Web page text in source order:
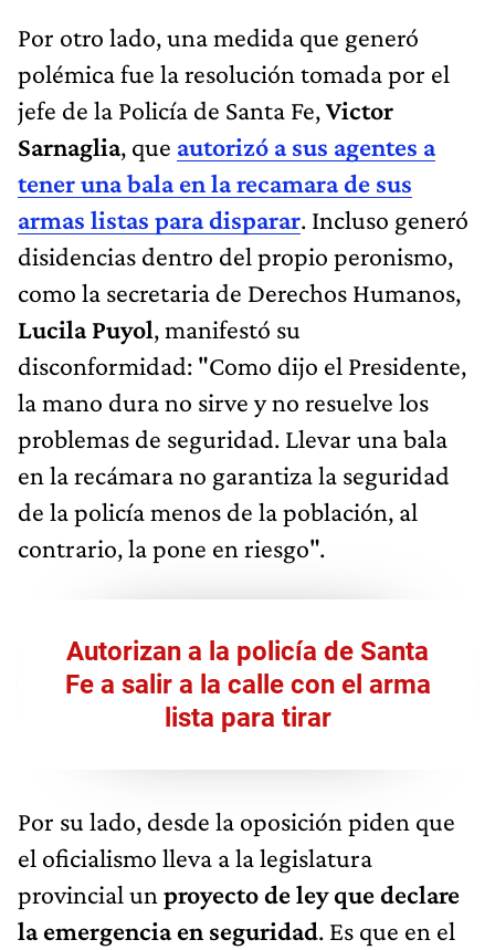
Por otro lado, una medida que generó
polémica fue la resolución tomada por el
jefe de la Policía de Santa Fe,Victor
Sarnaglia, que autorizó a sus agentes a
tener una bala en la recamara de sus
armas listas para disparar. Incluso generó
disidencias dentro del propio peronismo,
como la secretaria de Derechos Humanos,
Lucila Puyol, manifestó su
disconformidad: "Como dijo el Presidente,
la mano dura no sirve y no resuelve los
problemas de seguridad. Llevar una bala
en la recámara no garantiza la seguridad
de la policía menos de la población, al
contrario, la pone en riesgo".
Autorizan a la policía de Santa
Fe a salir a la calle con el arma
lista para tirar
Por su lado, desde la oposición piden que
el oficialismo lleva a la legislatura
provincial un proyecto de ley que declare
la emergencia en seguridad. Es que en el